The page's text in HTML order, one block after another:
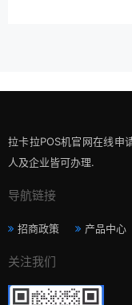
拉卡拉POS机官网在线申
人及企业皆可办理.
导航链接
招商政策 产品中心
关注我们